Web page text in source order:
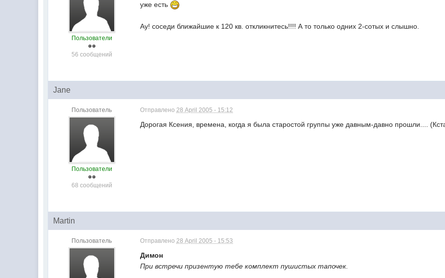
Пользователи
56 сообщений
уже есть
Ау! соседи ближайшие к 120 кв. откликнитесь!!!! А то только одних 2-сотых и слышно.
Jane
Пользователь
Пользователи
68 сообщений
Отправлено28 April 2005 - 15:12
Дорогая Ксения, времена, когда я была старостой группы уже давным-давно прошли....
Martin
Пользователь Отправлено28 April 2005 - 15:53
Димон
При встречи призентую тебе комплект пушистых тапочек.